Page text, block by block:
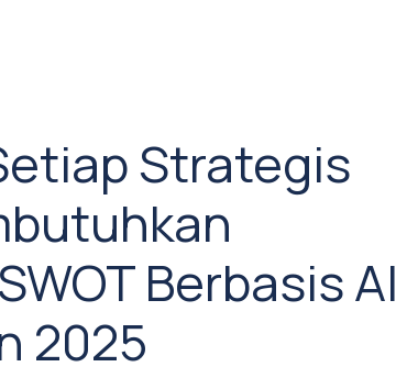
Strategis
Berbasis AI
2025